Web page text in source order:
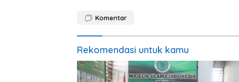
Komentar
Rekomendasi untuk kamu